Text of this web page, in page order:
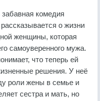
комедия
о жизни
женщины, которая
самоуверенного мужа.
что теперь ей
решения. У неё
роли жены в семье и
сестра и мать, но